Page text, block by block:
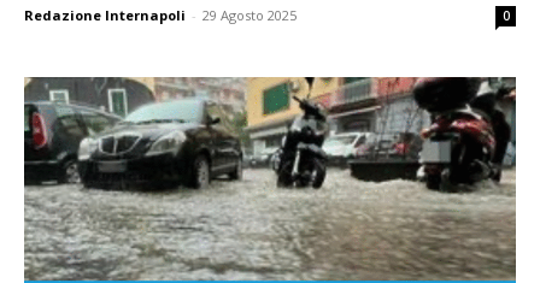
Redazione Internapoli - 29 Agosto 2025 0